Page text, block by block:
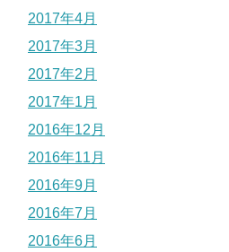
2017年4月
2017年3月
2017年2月
2017年1月
2016年12月
2016年11月
2016年9月
2016年7月
2016年6月